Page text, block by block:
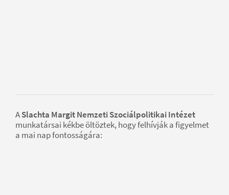
ASlachta Margit Nemzeti Szociálpolitikai Intézet
munkatársai kékbe öltöztek, hogy felhívják a figyelmet
a mai nap fontosságára: